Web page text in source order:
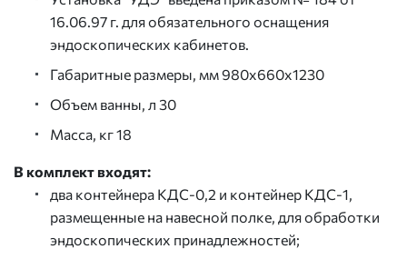
16.06.97 г. для обязательного оснащения
эндоскопических кабинетов.
Габаритные размеры, мм 980х660х1230
Объем ванны, л 30
Масса, кг 18
В комплект входят:
два контейнера КДС-0,2 и контейнер КДС-1,
размещенные на навесной полке, для обработки
эндоскопических принадлежностей;